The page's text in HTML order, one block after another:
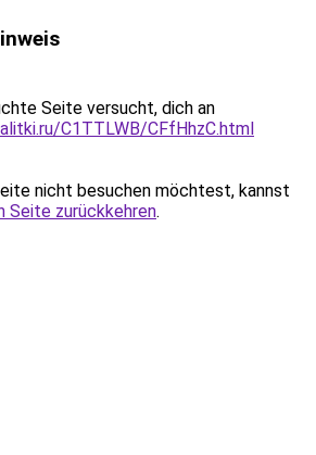
Seite versucht, dich an
C1TTLWB/CFfHhzC.html
nicht besuchen möchtest, kannst
Seite zurückkehren.